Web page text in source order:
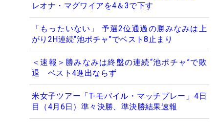
レオナ・マグワイアを4＆3で下す
「もったいない」 予選2位通過の勝みなみは上
がり2H連続“池ポチャ”でベスト8止まり
＜速報＞勝みなみは終盤の連続“池ポチャ”で敗
退 ベスト4進出ならず
米女子ツアー「T-モバイル・マッチプレー」4日
目（4月6日）準々決勝、準決勝結果速報